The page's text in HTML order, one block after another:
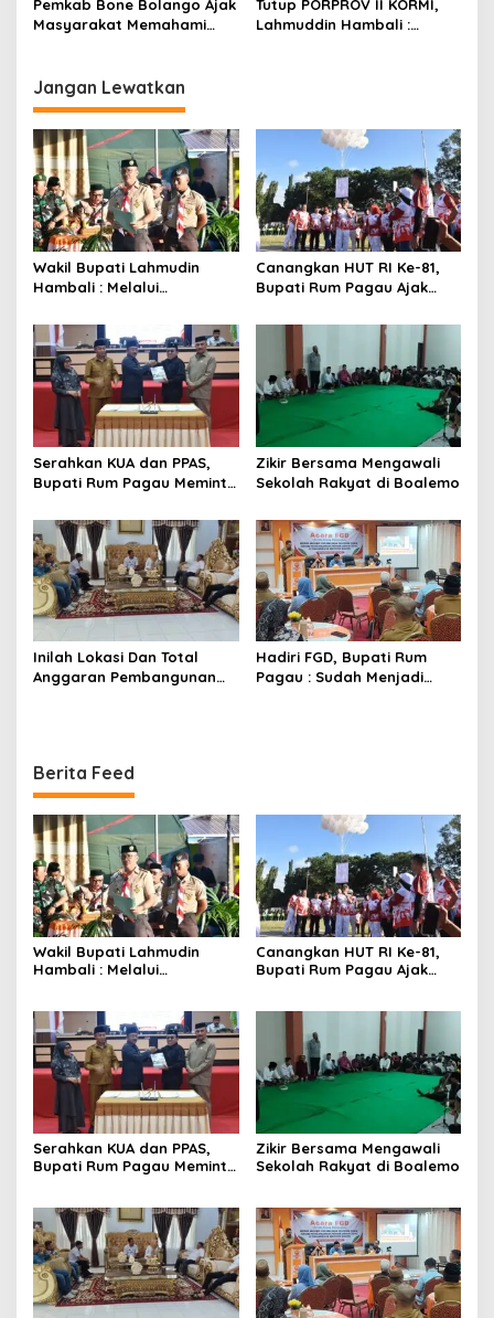
Pemkab Bone Bolango Ajak
Masyarakat Memahami
Utara
Tutup PORPROV II KORMI,
Lahmuddin Hambali :
Jangan Lewatkan
Wakil Bupati Lahmudin
Hambali : Melalui
Melaksanakan Perkemahan
Pramuka
Canangkan HUT RI Ke-81,
Bupati Rum Pagau Ajak
Serahkan KUA dan PPAS,
Bupati Rum Pagau Meminta
Zikir Bersama Mengawali
Sekolah Rakyat di Boalemo
Inilah Lokasi Dan Total
Anggaran Pembangunan
Hadiri FGD, Bupati Rum
Pagau : Sudah Menjadi
Berita Feed
Wakil Bupati Lahmudin
Hambali : Melalui
Pramuka
Canangkan HUT RI Ke-81,
Bupati Rum Pagau Ajak
Serahkan KUA dan PPAS,
Bupati Rum Pagau Meminta
Zikir Bersama Mengawali
Sekolah Rakyat di Boalemo